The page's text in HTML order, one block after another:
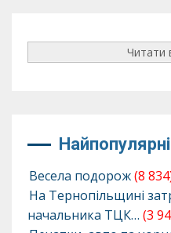
Читати
Весела подорож(8
На Тернопільщині
начальника ТЦК… (3